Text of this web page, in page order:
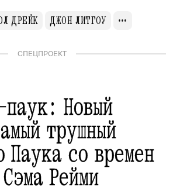
ДРЕЙК ДЖОН ЛИТГОУ
СПЕЦПРОЕКТ
Новый
трушный
Паука со времен
Рейми